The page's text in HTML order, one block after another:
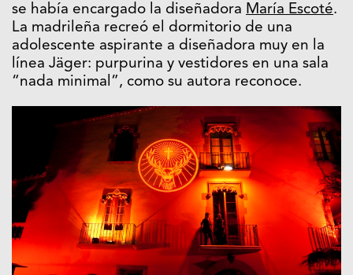
se había encargado la diseñadora María Escoté.
La madrileña recreó el dormitorio de una
adolescente aspirante a diseñadora muy en la
línea Jäger: purpurina y vestidores en una sala
“nada minimal”, como su autora reconoce.